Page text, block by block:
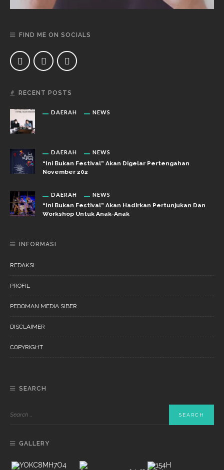
FIND ME ON SOCIALS
RECENT POSTS
DAERAH NEWS
DAERAH NEWS
“Ini Bukan Festival” Akan Digelar Pertengahan
November 202
DAERAH NEWS
“Ini Bukan Festival” Akan Hadirkan Pertunjukan Dan
Workshop Untuk Anak-Anak
INFORMASI
REDAKSI
PROFIL
PEDOMAN MEDIA SIBER
DISCLAIMER
COPYRIGHT
SEARCH
GALLERY